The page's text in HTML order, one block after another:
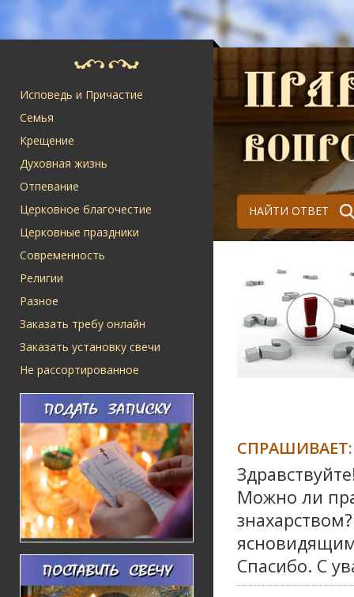
Исповедь и Причастие
Семья
Крещение
Духовная жизнь
Отпевание
Церковное благочестие
Церковные праздники
Современность
Религии
Разное
Заказать требу онлайн
Заказать установку свечи
Не рассортированное
НАЙТИ ОТВЕТ
СПРАШИВАЕТ:
Можно ли
Спасибо. С